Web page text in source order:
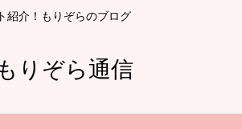
紹介！もりぞらのブログ
りぞら通信